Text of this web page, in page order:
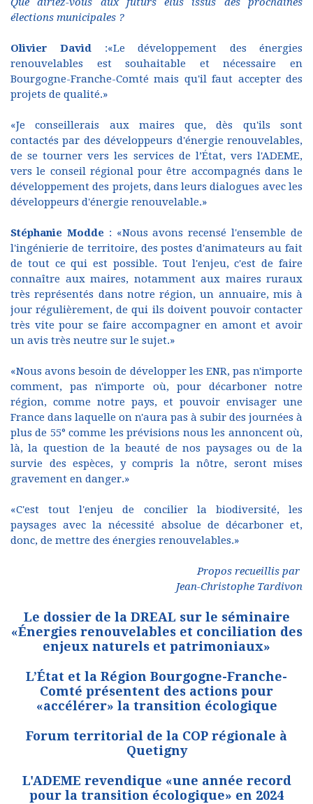
élections municipales ?
Olivier David :«Le développement des énergies
renouvelables est souhaitable et nécessaire en
Bourgogne-Franche-Comté mais qu'il faut accepter des
projets de qualité.»
«Je conseillerais aux maires que, dès qu'ils sont
contactés par des développeurs d'énergie renouvelables,
de se tourner vers les services de l’État, vers l'ADEME,
vers le conseil régional pour être accompagnés dans le
développement des projets, dans leurs dialogues avec les
développeurs d'énergie renouvelable.»
Stéphanie Modde : «Nous avons recensé l'ensemble de
l'ingénierie de territoire, des postes d'animateurs au fait
de tout ce qui est possible. Tout l'enjeu, c'est de faire
connaître aux maires, notamment aux maires ruraux
très représentés dans notre région, un annuaire, mis à
jour régulièrement, de qui ils doivent pouvoir contacter
très vite pour se faire accompagner en amont et avoir
un avis très neutre sur le sujet.»
«Nous avons besoin de développer les ENR, pas n'importe
comment, pas n'importe où, pour décarboner notre
région, comme notre pays, et pouvoir envisager une
France dans laquelle on n'aura pas à subir des journées à
plus de 55° comme les prévisions nous les annoncent où,
là, la question de la beauté de nos paysages ou de la
survie des espèces, y compris la nôtre, seront mises
gravement en danger.»
«C'est tout l'enjeu de concilier la biodiversité, les
paysages avec la nécessité absolue de décarboner et,
donc, de mettre des énergies renouvelables.»
Propos recueillis par
Jean-Christophe Tardivon
Le dossier de la DREAL sur le séminaire
«Énergies renouvelables et conciliation des
enjeux naturels et patrimoniaux»
L’État et la Région Bourgogne-Franche-
Comté présentent des actions pour
«accélérer» la transition écologique
Forum territorial de la COP régionale à
Quetigny
L'ADEME revendique «une année record
pour la transition écologique» en 2024